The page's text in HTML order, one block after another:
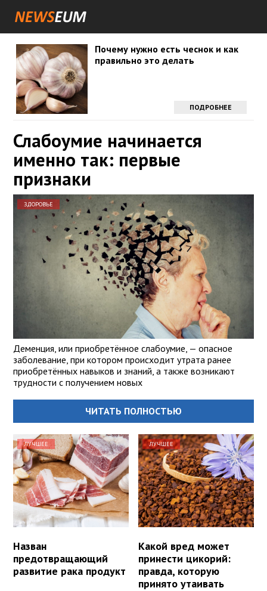
Почему нужно есть чеснок и как
правильно это делать
ПОДРОБНЕЕ
Слабоумие начинается
именно так: первые
признаки
ЗДОРОВЬЕ
Деменция, или приобретённое слабоумие, — опасное
заболевание, при котором происходит утрата ранее
приобретённых навыков и знаний, а также возникают
трудности с получением новых
ЧИТАТЬ ПОЛНОСТЬЮ
ЛУЧШЕЕ
Назван
предотвращающий
развитие рака продукт
ЛУЧШЕЕ
Какой вред может
принести цикорий:
правда, которую
принято утаивать